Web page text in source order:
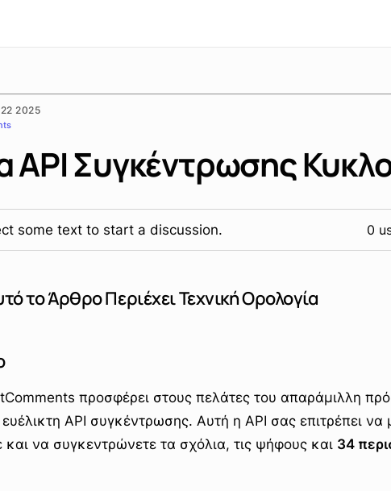
22 2025
API Συγκέντρωσης
some text to start a discussion. 0
το Άρθρο Περιέχει Τεχνική Ορολογία
προσφέρει στους πελάτες του απαράμιλλη
ευέλικτη API συγκέντρωσης. Αυτή η API σας επιτρέπει
και να συγκεντρώνετε τα σχόλια, τις ψήφους και 34